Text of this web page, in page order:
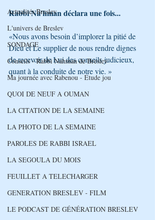
Actualités Breslev
L'univers de Breslev
SONDAGE
Conseils - Rabbi Nahman de Breslev
Ma journée avec Rabenou - Etude jou
QUOI DE NEUF A OUMAN
LA CITATION DE LA SEMAINE
LA PHOTO DE LA SEMAINE
PAROLES DE RABBI ISRAEL
LA SEGOULA DU MOIS
FEUILLET A TELECHARGER
GENERATION BRESLEV - FILM
LE PODCAST DE GÉNÉRATION BRESLEV
Rabbi Na’hman déclara une fois...
«Nous avons besoin d’implorer la pitié de
Dieu et Le supplier de nous rendre dignes
de recevoir de Lui des conseils judicieux,
quant à la conduite de notre vie. »